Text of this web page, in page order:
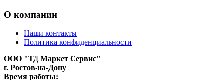
О компании
Наши контакты
Политика конфиденциальности
ООО "ТД Маркет Сервис"
г. Ростов-на-Дону
Время работы: